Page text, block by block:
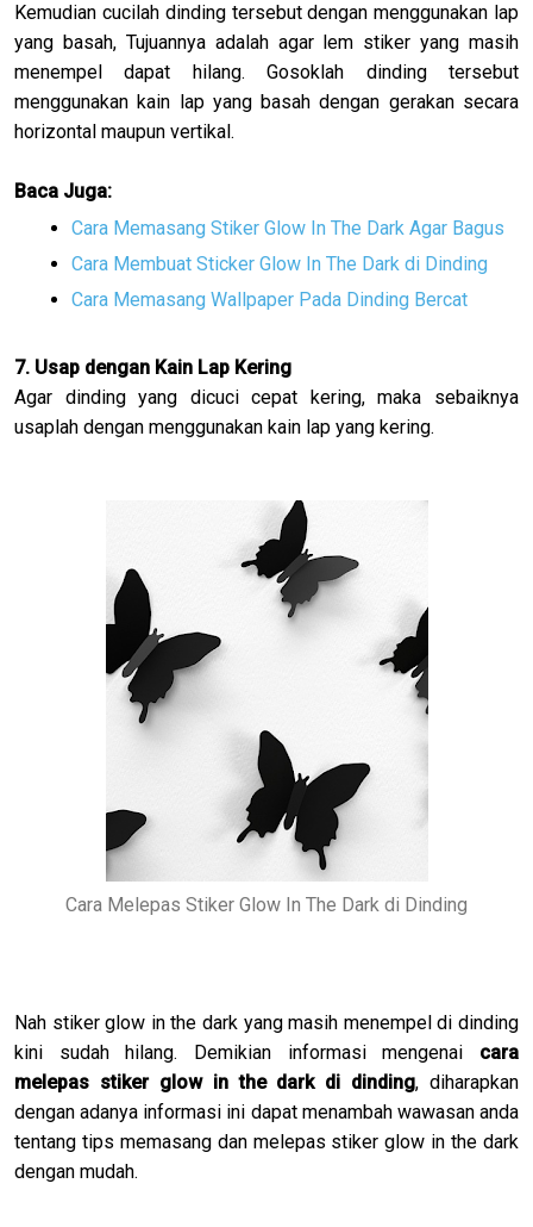
Kemudian cucilah dinding tersebut dengan menggunakan lap
yang basah, Tujuannya adalah agar lem stiker yang masih
menempel dapat hilang. Gosoklah dinding tersebut
menggunakan kain lap yang basah dengan gerakan secara
horizontal maupun vertikal.
Baca Juga:
Cara Memasang Stiker Glow In The Dark Agar Bagus
Cara Membuat Sticker Glow In The Dark di Dinding
Cara Memasang Wallpaper Pada Dinding Bercat
7. Usap dengan Kain Lap Kering
Agar dinding yang dicuci cepat kering, maka sebaiknya
usaplah dengan menggunakan kain lap yang kering.
Cara Melepas Stiker Glow In The Dark di Dinding
Nah stiker glow in the dark yang masih menempel di dinding
kini sudah hilang. Demikian informasi mengenai cara
melepas stiker glow in the dark di dinding, diharapkan
dengan adanya informasi ini dapat menambah wawasan anda
tentang tips memasang dan melepas stiker glow in the dark
dengan mudah.